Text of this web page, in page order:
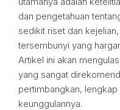
dan pengetahuan
sedikit riset dan
tersembunyi yang
Artikel ini akan
yang sangat
pertimbangkan,
keunggulannya.